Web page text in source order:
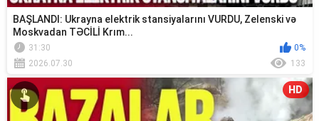
BAŞLANDI: Ukrayna elektrik stansiyalarını VURDU, Zelenski və
Moskvadan TƏCİLİ Krım...
31:30
0%
2026.07.30
133
HD